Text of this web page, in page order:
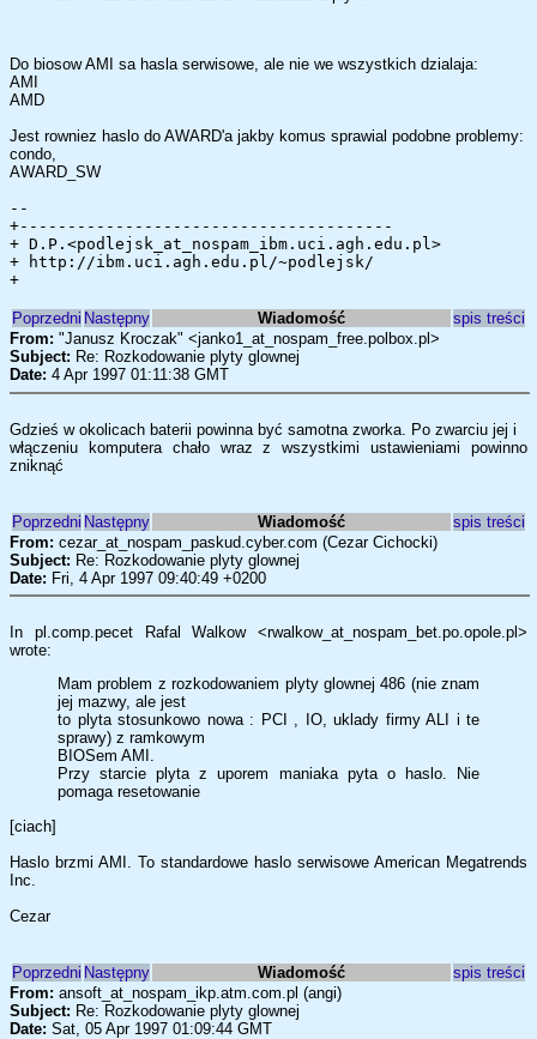
Do biosow AMI sa hasla serwisowe, ale nie we wszystkich dzialaja:
AMI
AMD
Jest rowniez haslo do AWARD'a jakby komus sprawial podobne problemy:
condo,
AWARD_SW
--
+---------------------------------------
+ D.P.<podlejsk_at_nospam_ibm.uci.agh.edu.pl>
+ http://ibm.uci.agh.edu.pl/~podlejsk/
+
Poprzedni Następny Wiadomość
spis treści
From: "Janusz Kroczak" <janko1_at_nospam_free.polbox.pl>
Subject: Re: Rozkodowanie plyty glownej
Date: 4 Apr 1997 01:11:38 GMT
Gdzieś w okolicach baterii powinna być samotna zworka. Po zwarciu jej i
włączeniu komputera chało wraz z wszystkimi ustawieniami powinno
zniknąć
Poprzedni Następny Wiadomość
spis treści
From: cezar_at_nospam_paskud.cyber.com (Cezar Cichocki)
Subject: Re: Rozkodowanie plyty glownej
Date: Fri, 4 Apr 1997 09:40:49 +0200
In pl.comp.pecet Rafal Walkow <rwalkow_at_nospam_bet.po.opole.pl>
wrote:
Mam problem z rozkodowaniem plyty glownej 486 (nie znam
jej mazwy, ale jest
to plyta stosunkowo nowa : PCI , IO, uklady firmy ALI i te
sprawy) z ramkowym
BIOSem AMI.
Przy starcie plyta z uporem maniaka pyta o haslo. Nie
pomaga resetowanie
[ciach]
Haslo brzmi AMI. To standardowe haslo serwisowe American Megatrends
Inc.
Cezar
Poprzedni Następny Wiadomość
spis treści
From: ansoft_at_nospam_ikp.atm.com.pl (angi)
Subject: Re: Rozkodowanie plyty glownej
Date: Sat, 05 Apr 1997 01:09:44 GMT